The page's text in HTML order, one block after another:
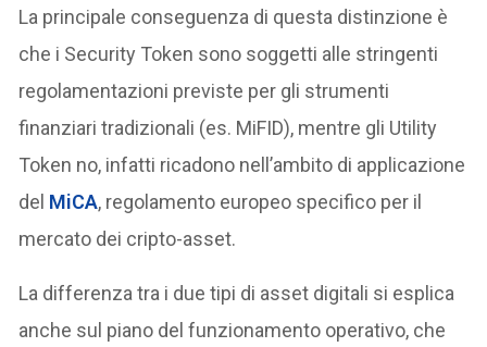
La principale conseguenza di questa distinzione è
che i Security Token sono soggetti alle stringenti
regolamentazioni previste per gli strumenti
finanziari tradizionali (es. MiFID), mentre gli Utility
Token no, infatti ricadono nell’ambito di applicazione
del MiCA, regolamento europeo specifico per il
mercato dei cripto-asset.
La differenza tra i due tipi di asset digitali si esplica
anche sul piano del funzionamento operativo, che